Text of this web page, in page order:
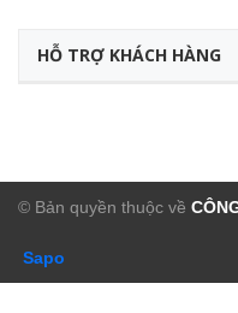
HỖ TRỢ KHÁCH HÀNG
© Bản quyền thuộc về
Sapo